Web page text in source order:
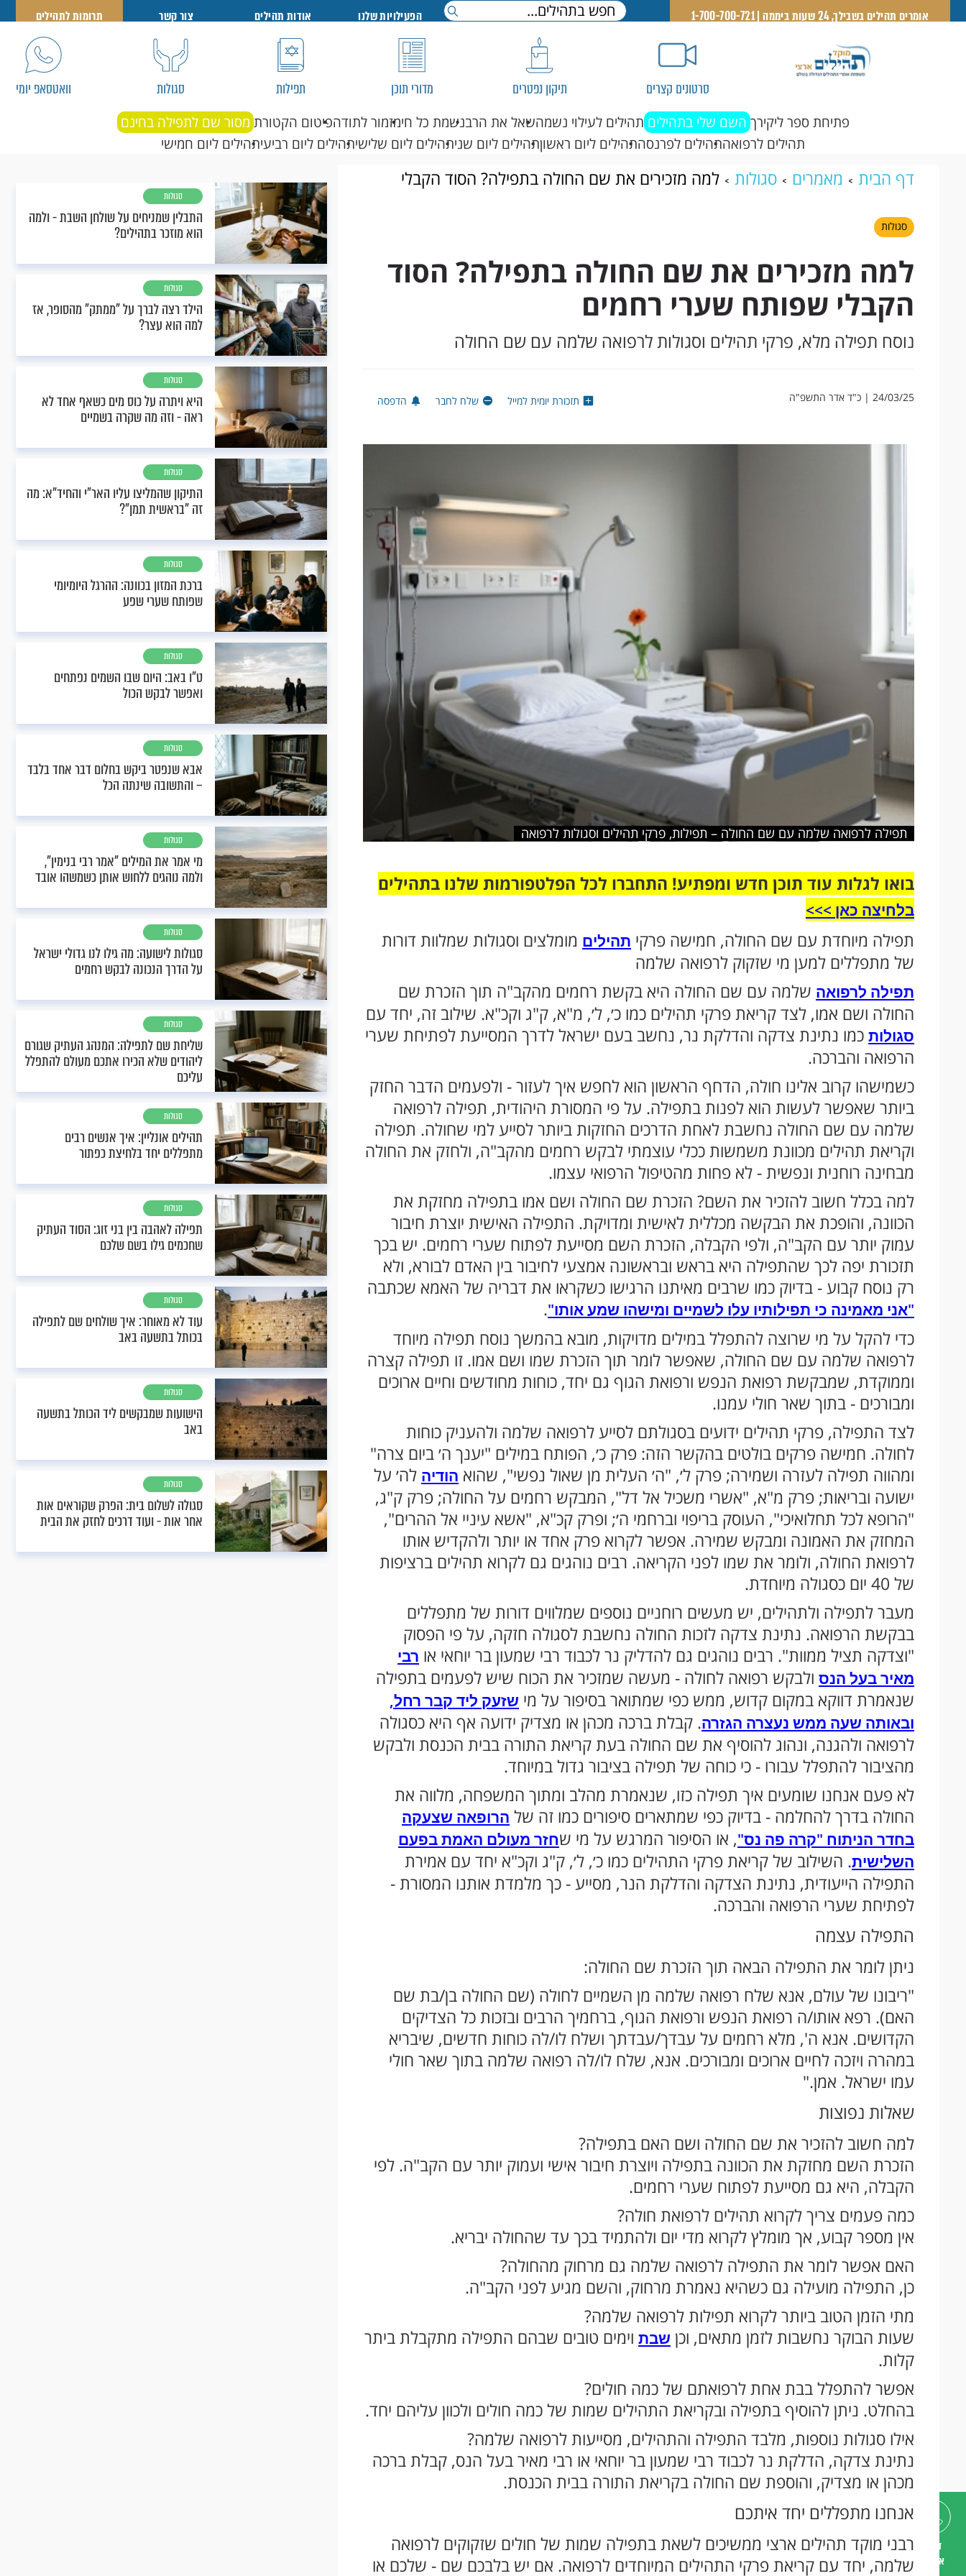
דברו
איתנו
אומרים תהילים בשבילך, 24 שעות ביממה | 1-700-700-721 הפעילויות שלנו אודות תהילים צור קשר תרומות לתהילים
סרטונים קצרים תיקון נפטרים מדורי תוכן תפילות סגולות וואטסאפ יומי
פתיחת ספר ליקירך השם שלי בתהילים תהילים לעילוי נשמהשאל את הרבנשמת כל חימזמור לתודהפיטום הקטורת מסור שם לתפילה בחינם
תהילים לרפואהתהילים לפרנסהתהילים ליום ראשוןתהילים ליום שניתהילים ליום שלישיתהילים ליום רביעיתהילים ליום חמישי
דף הבית מאמרים סגולות
למה מזכירים את שם החולה בתפילה? הסוד הקבלי
שפותח שערי רחמים
סגולות
למה מזכירים את שם החולה בתפילה? הסוד
הקבלי שפותח שערי רחמים
נוסח תפילה מלא, פרקי תהילים וסגולות לרפואה שלמה עם שם החולה
24/03/25 | כ"ד אדר התשפ"ה תזכורת יומית למייל שלח לחבר הדפסה
תפילה לרפואה שלמה עם שם החולה – תפילות, פרקי תהילים וסגולות לרפואה
בואו לגלות עוד תוכן חדש ומפתיע! התחברו לכל הפלטפורמות שלנו בתהילים
בלחיצה כאן >>>​
תפילה מיוחדת עם שם החולה, חמישה פרקי תהילים מומלצים וסגולות שמלוות דורות
של מתפללים למען מי שזקוק לרפואה שלמה
תפילה לרפואה שלמה עם שם החולה היא בקשת רחמים מהקב"ה תוך הזכרת שם
החולה ושם אמו, לצד קריאת פרקי תהילים כמו כ׳, ל׳, מ"א, ק"ג וקכ"א. שילוב זה, יחד עם
סגולות כמו נתינת צדקה והדלקת נר, נחשב בעם ישראל לדרך המסייעת לפתיחת שערי
הרפואה והברכה.
כשמישהו קרוב אלינו חולה, הדחף הראשון הוא לחפש איך לעזור - ולפעמים הדבר החזק
ביותר שאפשר לעשות הוא לפנות בתפילה. על פי המסורת היהודית, תפילה לרפואה
שלמה עם שם החולה נחשבת לאחת הדרכים החזקות ביותר לסייע למי שחולה. תפילה
וקריאת תהילים מכוונת משמשות ככלי עוצמתי לבקש רחמים מהקב"ה, ולחזק את החולה
מבחינה רוחנית ונפשית - לא פחות מהטיפול הרפואי עצמו.
למה בכלל חשוב להזכיר את השם? הזכרת שם החולה ושם אמו בתפילה מחזקת את
הכוונה, והופכת את הבקשה מכללית לאישית ומדויקת. התפילה האישית יוצרת חיבור
עמוק יותר עם הקב"ה, ולפי הקבלה, הזכרת השם מסייעת לפתוח שערי רחמים. יש בכך
תזכורת יפה לכך שהתפילה היא בראש ובראשונה אמצעי לחיבור בין האדם לבורא, ולא
רק נוסח קבוע - בדיוק כמו שרבים מאיתנו הרגישו כשקראו את דבריה של האמא שכתבה
"אני מאמינה כי תפילותיו עלו לשמיים ומישהו שמע אותו".
כדי להקל על מי שרוצה להתפלל במילים מדויקות, מובא בהמשך נוסח תפילה מיוחד
לרפואה שלמה עם שם החולה, שאפשר לומר תוך הזכרת שמו ושם אמו. זו תפילה קצרה
וממוקדת, שמבקשת רפואת הנפש ורפואת הגוף גם יחד, כוחות מחודשים וחיים ארוכים
ומבורכים - בתוך שאר חולי עמנו.
לצד התפילה, פרקי תהילים ידועים בסגולתם לסייע לרפואה שלמה ולהעניק כוחות
לחולה. חמישה פרקים בולטים בהקשר הזה: פרק כ׳, הפותח במילים "יענך ה׳ ביום צרה"
ומהווה תפילה לעזרה ושמירה; פרק ל׳, "ה׳ העלית מן שאול נפשי", שהוא הודיה לה׳ על
ישועה ובריאות; פרק מ"א, "אשרי משכיל אל דל", המבקש רחמים על החולה; פרק ק"ג,
"הרופא לכל תחלואיכי", העוסק בריפוי וברחמי ה׳; ופרק קכ"א, "אשא עיניי אל ההרים",
המחזק את האמונה ומבקש שמירה. אפשר לקרוא פרק אחד או יותר ולהקדיש אותו
לרפואת החולה, ולומר את שמו לפני הקריאה. רבים נוהגים גם לקרוא תהילים ברציפות
של 40 יום כסגולה מיוחדת.
מעבר לתפילה ולתהילים, יש מעשים רוחניים נוספים שמלווים דורות של מתפללים
בבקשת הרפואה. נתינת צדקה לזכות החולה נחשבת לסגולה חזקה, על פי הפסוק
"וצדקה תציל ממוות". רבים נוהגים גם להדליק נר לכבוד רבי שמעון בר יוחאי או רבי
מאיר בעל הנס ולבקש רפואה לחולה - מעשה שמזכיר את הכוח שיש לפעמים בתפילה
שנאמרת דווקא במקום קדוש, ממש כפי שמתואר בסיפור על מי שזעק ליד קבר רחל,
ובאותה שעה ממש נעצרה הגזרה. קבלת ברכה מכהן או מצדיק ידועה אף היא כסגולה
לרפואה ולהגנה, ונהוג להוסיף את שם החולה בעת קריאת התורה בבית הכנסת ולבקש
מהציבור להתפלל עבורו - כי כוחה של תפילה בציבור גדול במיוחד.
לא פעם אנחנו שומעים איך תפילה כזו, שנאמרת מהלב ומתוך המשפחה, מלווה את
החולה בדרך להחלמה - בדיוק כפי שמתארים סיפורים כמו זה של הרופאה שצעקה
בחדר הניתוח "קרה פה נס", או הסיפור המרגש על מי שחזר מעולם האמת בפעם
השלישית. השילוב של קריאת פרקי התהילים כמו כ׳, ל׳, ק"ג וקכ"א יחד עם אמירת
התפילה הייעודית, נתינת הצדקה והדלקת הנר, מסייע - כך מלמדת אותנו המסורת -
לפתיחת שערי הרפואה והברכה.
התפילה עצמה
ניתן לומר את התפילה הבאה תוך הזכרת שם החולה:
"ריבונו של עולם, אנא שלח רפואה שלמה מן השמיים לחולה (שם החולה בן/בת שם
האם). רפא אותו/ה רפואת הנפש ורפואת הגוף, ברחמיך הרבים ובזכות כל הצדיקים
הקדושים. אנא ה', מלא רחמים על עבדך/עבדתך ושלח לו/לה כוחות חדשים, שיבריא
במהרה ויזכה לחיים ארוכים ומבורכים. אנא, שלח לו/לה רפואה שלמה בתוך שאר חולי
עמו ישראל. אמן."
שאלות נפוצות
למה חשוב להזכיר את שם החולה ושם האם בתפילה?
הזכרת השם מחזקת את הכוונה בתפילה ויוצרת חיבור אישי ועמוק יותר עם הקב"ה. לפי
הקבלה, היא גם מסייעת לפתוח שערי רחמים.
כמה פעמים צריך לקרוא תהילים לרפואת חולה?
אין מספר קבוע, אך מומלץ לקרוא מדי יום ולהתמיד בכך עד שהחולה יבריא.
האם אפשר לומר את התפילה לרפואה שלמה גם מרחוק מהחולה?
כן, התפילה מועילה גם כשהיא נאמרת מרחוק, והשם מגיע לפני הקב"ה.
מתי הזמן הטוב ביותר לקרוא תפילות לרפואה שלמה?
שעות הבוקר נחשבות לזמן מתאים, וכן שבת וימים טובים שבהם התפילה מתקבלת ביתר
קלות.
אפשר להתפלל בבת אחת לרפואתם של כמה חולים?
בהחלט. ניתן להוסיף בתפילה ובקריאת התהילים שמות של כמה חולים ולכוון עליהם יחד.
אילו סגולות נוספות, מלבד התפילה והתהילים, מסייעות לרפואה שלמה?
נתינת צדקה, הדלקת נר לכבוד רבי שמעון בר יוחאי או רבי מאיר בעל הנס, קבלת ברכה
מכהן או מצדיק, והוספת שם החולה בקריאת התורה בבית הכנסת.
אנחנו מתפללים יחד איתכם
רבני מוקד תהילים ארצי ממשיכים לשאת בתפילה שמות של חולים שזקוקים לרפואה
שלמה, יחד עם קריאת פרקי התהילים המיוחדים לרפואה. אם יש בלבכם שם - שלכם או
סגולות
התבלין שמניחים על שולחן השבת - ולמה
הוא מוזכר בתהילים?
סגולות
הילד רצה לברך על "ממתק" מהסופר, אז
למה הוא עצר?
סגולות
היא ויתרה על כוס מים כשאף אחד לא
ראה - וזה מה שקרה בשמיים
סגולות
התיקון שהמליצו עליו האר"י והחיד"א: מה
זה "בראשית תמן"?
סגולות
ברכת המזון בכוונה: ההרגל היומיומי
שפותח שערי שפע
סגולות
ט"ו באב: היום שבו השמים נפתחים
ואפשר לבקש הכול
סגולות
אבא שנפטר ביקש בחלום דבר אחד בלבד
– והתשובה שינתה הכל
סגולות
מי אמר את המילים "אמר רבי בנימין",
ולמה נוהגים ללחוש אותן כשמשהו אובד
סגולות
סגולות לישועה: מה גילו לנו גדולי ישראל
על הדרך הנכונה לבקש רחמים
סגולות
שליחת שם לתפילה: המנהג העתיק שגורם
ליהודים שלא הכירו אתכם מעולם להתפלל
עליכם
סגולות
תהילים אונליין: איך אנשים רבים
מתפללים יחד בלחיצת כפתור
סגולות
תפילה לאהבה בין בני זוג: הסוד העתיק
שחכמים גילו בשם שלכם
סגולות
עוד לא מאוחר: איך שולחים שם לתפילה
בכותל בתשעה באב
סגולות
הישועות שמבקשים ליד הכותל בתשעה
באב
סגולות
סגולה לשלום בית: הפרק שקוראים אות
אחר אות - ועוד דרכים לחזק את הבית